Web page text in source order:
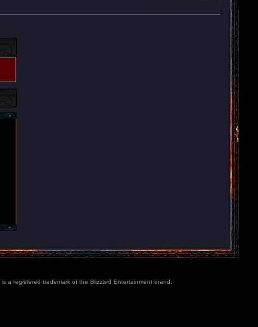
a registered trademark of the Blizzard Entertainment brand.